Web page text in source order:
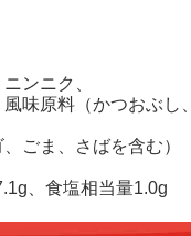
ンニク、
味原料（かつおぶし、
ごま、さばを含む）
、食塩相当量1.0g